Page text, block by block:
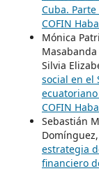
Cuba. Parte
COFIN
Mónica
Silvia
social en el
ecuatoriano
COFIN
Sebastián
estrategia
financiero